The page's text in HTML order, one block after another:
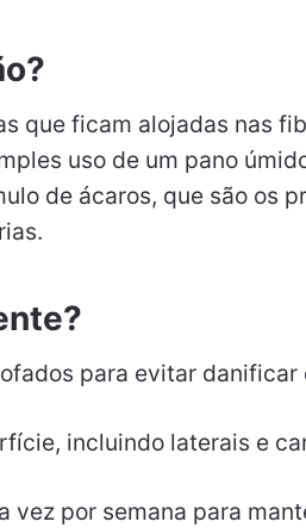
que ficam alojadas nas
uso de um pano
de ácaros, que são os
para evitar danificar
incluindo laterais e
vez por semana para